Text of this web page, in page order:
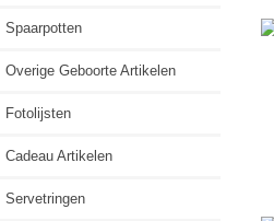
Spaarpotten
Overige Geboorte Artikelen
Fotolijsten
Cadeau Artikelen
Servetringen